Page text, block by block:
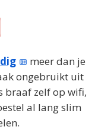
meer dan je
ongebruikt uit
braaf zelf op wifi,
al lang slim